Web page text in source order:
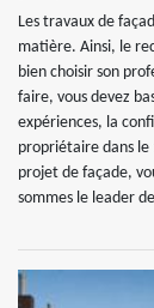
Les travaux de
matière. Ainsi, le
bien choisir son
faire, vous devez
expériences, la
propriétaire dans le
projet de façade,
sommes le leader